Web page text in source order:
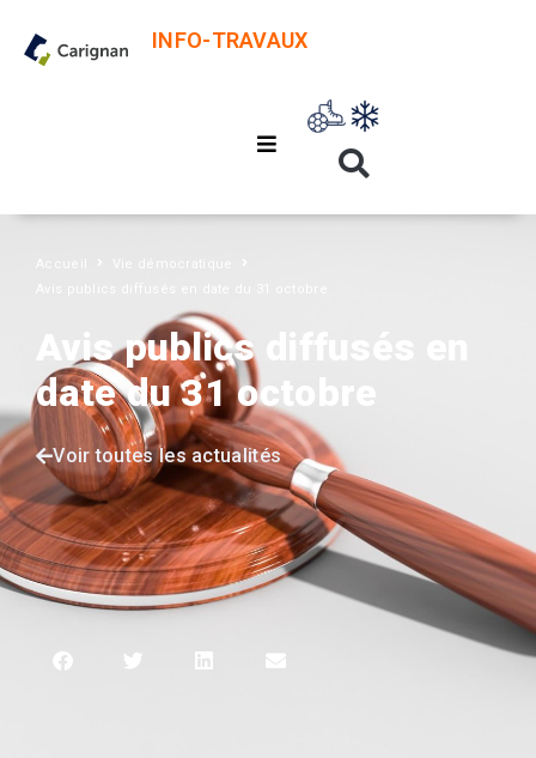
INFO-TRAVAUX
Avis publics diffusés en
date du 31 octobre
Voir toutes les actualités